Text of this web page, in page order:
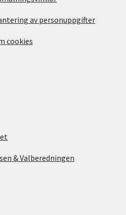
av personuppgifter
cookies
& Valberedningen